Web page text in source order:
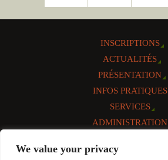
We value your privacy
INSCRIPTIONS
ACTUALITÉS
PRÉSENTATION
INFOS PRATIQUES
SERVICES
ADMINISTRATION
CONTACT